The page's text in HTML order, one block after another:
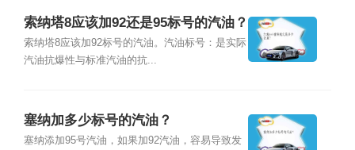
索纳塔8应该加92还是95标号的汽油？
索纳塔8应该加92标号的汽油。汽油标号：是实际
汽油抗爆性与标准汽油的抗...
塞纳加多少标号的汽油？
塞纳添加95号汽油，如果加92汽油，容易导致发